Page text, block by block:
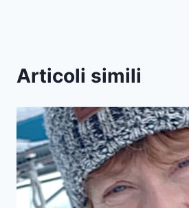
Articoli simili